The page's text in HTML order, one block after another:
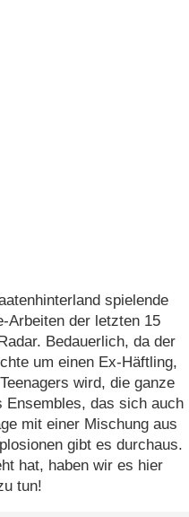
spielende
Arbeiten der letzten 15
Bedauerlich, da der
um einen Ex-Häftling,
wird, die ganze
Ensembles, das sich auch
mit einer Mischung aus
gibt es durchaus.
hat, haben wir es hier
tun!